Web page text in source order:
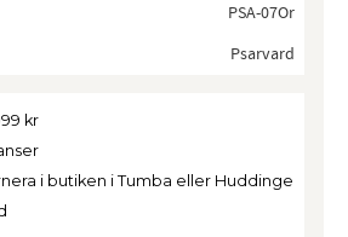
PSA-07Or
Psarvard
kr
i butiken i Tumba eller Huddinge